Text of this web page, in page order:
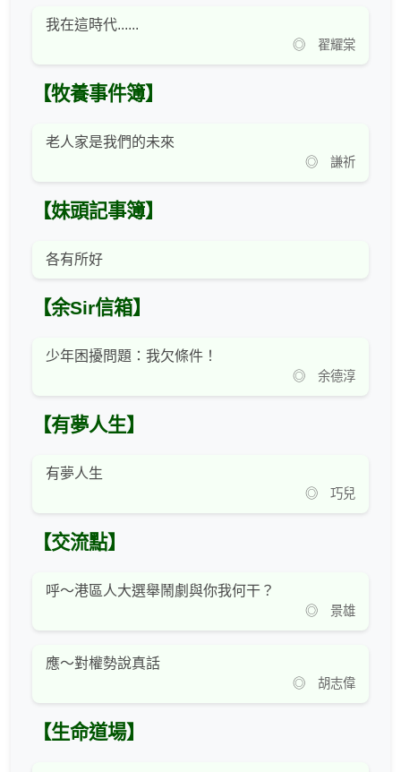
我在這時代......
◎ 翟耀棠
【牧養事件簿】
老人家是我們的未來
◎ 謙祈
【妹頭記事簿】
各有所好
【余Sir信箱】
少年困擾問題：我欠條件！
◎ 余德淳
【有夢人生】
有夢人生
◎ 巧兒
【交流點】
呼～港區人大選舉鬧劇與你我何干？
◎ 景雄
應～對權勢說真話
◎ 胡志偉
【生命道場】